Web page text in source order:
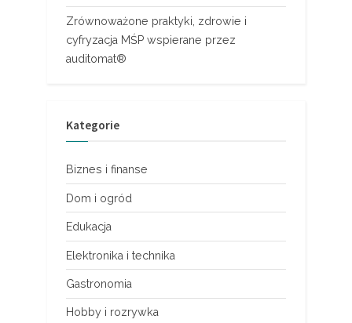
Zrównoważone praktyki, zdrowie i
cyfryzacja MŚP wspierane przez
auditomat®
Kategorie
Biznes i finanse
Dom i ogród
Edukacja
Elektronika i technika
Gastronomia
Hobby i rozrywka